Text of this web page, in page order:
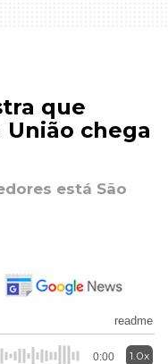
que
União chega
está São
readme
0:00 1.0x